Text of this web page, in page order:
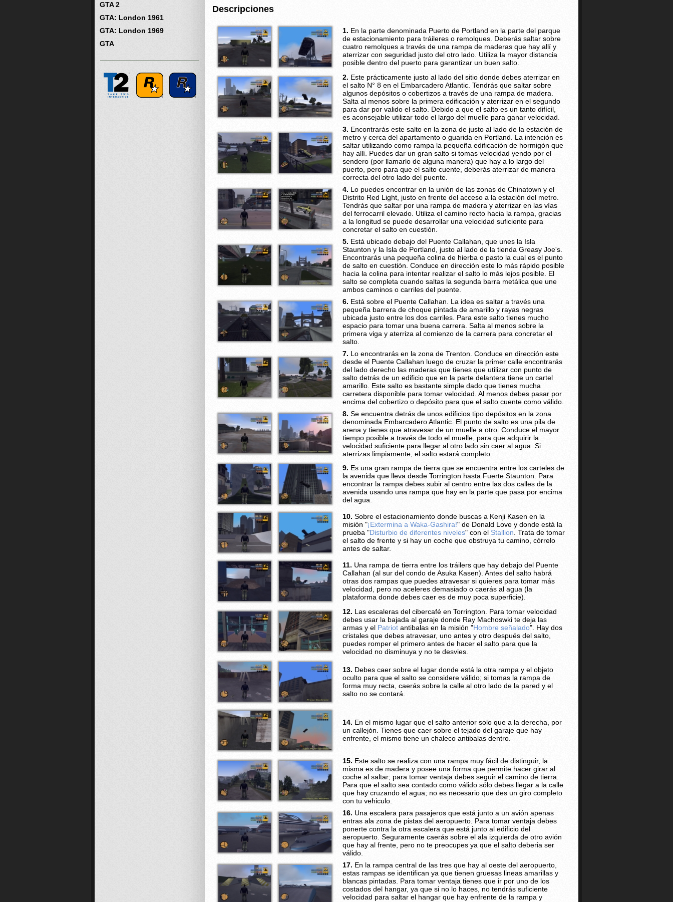
GTA 2
GTA: London 1961
GTA: London 1969
GTA
Descripciones
1. En la parte denominada Puerto de Portland en la parte del parque
de estacionamiento para tráileres o remolques. Deberás saltar sobre
cuatro remolques a través de una rampa de maderas que hay allí y
aterrizar con seguridad justo del otro lado. Utiliza la mayor distancia
posible dentro del puerto para garantizar un buen salto.
2. Este prácticamente justo al lado del sitio donde debes aterrizar en
el salto N° 8 en el Embarcadero Atlantic. Tendrás que saltar sobre
algunos depósitos o cobertizos a través de una rampa de madera.
Salta al menos sobre la primera edificación y aterrizar en el segundo
para dar por valido el salto. Debido a que el salto es un tanto difícil,
es aconsejable utilizar todo el largo del muelle para ganar velocidad.
3. Encontrarás este salto en la zona de justo al lado de la estación de
metro y cerca del apartamento o guarida en Portland. La intención es
saltar utilizando como rampa la pequeña edificación de hormigón que
hay allí. Puedes dar un gran salto si tomas velocidad yendo por el
sendero (por llamarlo de alguna manera) que hay a lo largo del
puerto, pero para que el salto cuente, deberás aterrizar de manera
correcta del otro lado del puente.
4. Lo puedes encontrar en la unión de las zonas de Chinatown y el
Distrito Red Light, justo en frente del acceso a la estación del metro.
Tendrás que saltar por una rampa de madera y aterrizar en las vías
del ferrocarril elevado. Utiliza el camino recto hacia la rampa, gracias
a la longitud se puede desarrollar una velocidad suficiente para
concretar el salto en cuestión.
5. Está ubicado debajo del Puente Callahan, que unes la Isla
Staunton y la Isla de Portland, justo al lado de la tienda Greasy Joe's.
Encontrarás una pequeña colina de hierba o pasto la cual es el punto
de salto en cuestión. Conduce en dirección este lo más rápido posible
hacia la colina para intentar realizar el salto lo más lejos posible. El
salto se completa cuando saltas la segunda barra metálica que une
ambos caminos o carriles del puente.
6. Está sobre el Puente Callahan. La idea es saltar a través una
pequeña barrera de choque pintada de amarillo y rayas negras
ubicada justo entre los dos carriles. Para este salto tienes mucho
espacio para tomar una buena carrera. Salta al menos sobre la
primera viga y aterriza al comienzo de la carrera para concretar el
salto.
7. Lo encontrarás en la zona de Trenton. Conduce en dirección este
desde el Puente Callahan luego de cruzar la primer calle encontrarás
del lado derecho las maderas que tienes que utilizar con punto de
salto detrás de un edificio que en la parte delantera tiene un cartel
amarillo. Este salto es bastante simple dado que tienes mucha
carretera disponible para tomar velocidad. Al menos debes pasar por
encima del cobertizo o depósito para que el salto cuente como válido.
8. Se encuentra detrás de unos edificios tipo depósitos en la zona
denominada Embarcadero Atlantic. El punto de salto es una pila de
arena y tienes que atravesar de un muelle a otro. Conduce el mayor
tiempo posible a través de todo el muelle, para que adquirir la
velocidad suficiente para llegar al otro lado sin caer al agua. Si
aterrizas limpiamente, el salto estará completo.
9. Es una gran rampa de tierra que se encuentra entre los carteles de
la avenida que lleva desde Torrington hasta Fuerte Staunton. Para
encontrar la rampa debes subir al centro entre las dos calles de la
avenida usando una rampa que hay en la parte que pasa por encima
del agua.
10. Sobre el estacionamiento donde buscas a Kenji Kasen en la
misión "¡Extermina a Waka-Gashira!" de Donald Love y donde está la
prueba "Disturbio de diferentes niveles" con el Stallion . Trata de tomar
el salto de frente y si hay un coche que obstruya tu camino, córrelo
antes de saltar.
11. Una rampa de tierra entre los tráilers que hay debajo del Puente
Callahan (al sur del condo de Asuka Kasen). Antes del salto habrá
otras dos rampas que puedes atravesar si quieres para tomar más
velocidad, pero no aceleres demasiado o caerás al agua (la
plataforma donde debes caer es de muy poca superficie).
12. Las escaleras del cibercafé en Torrington. Para tomar velocidad
debes usar la bajada al garaje donde Ray Machoswki te deja las
armas y el Patriot antibalas en la misión "Hombre señalado". Hay dos
cristales que debes atravesar, uno antes y otro después del salto,
puedes romper el primero antes de hacer el salto para que la
velocidad no disminuya y no te desvies.
13. Debes caer sobre el lugar donde está la otra rampa y el objeto
oculto para que el salto se considere válido; si tomas la rampa de
forma muy recta, caerás sobre la calle al otro lado de la pared y el
salto no se contará.
14. En el mismo lugar que el salto anterior solo que a la derecha, por
un callejón. Tienes que caer sobre el tejado del garaje que hay
enfrente, el mismo tiene un chaleco antibalas dentro.
15. Este salto se realiza con una rampa muy fácil de distinguir, la
misma es de madera y posee una forma que permite hacer girar al
coche al saltar; para tomar ventaja debes seguir el camino de tierra.
Para que el salto sea contado como válido sólo debes llegar a la calle
que hay cruzando el agua; no es necesario que des un giro completo
con tu vehiculo.
16. Una escalera para pasajeros que está junto a un avión apenas
entras ala zona de pistas del aeropuerto. Para tomar ventaja debes
ponerte contra la otra escalera que está junto al edificio del
aeropuerto. Seguramente caerás sobre el ala izquierda de otro avión
que hay al frente, pero no te preocupes ya que el salto deberia ser
válido.
17. En la rampa central de las tres que hay al oeste del aeropuerto,
estas rampas se identifican ya que tienen gruesas lineas amarillas y
blancas pintadas. Para tomar ventaja tienes que ir por uno de los
costados del hangar, ya que si no lo haces, no tendrás suficiente
velocidad para saltar el hangar que hay enfrente de la rampa y